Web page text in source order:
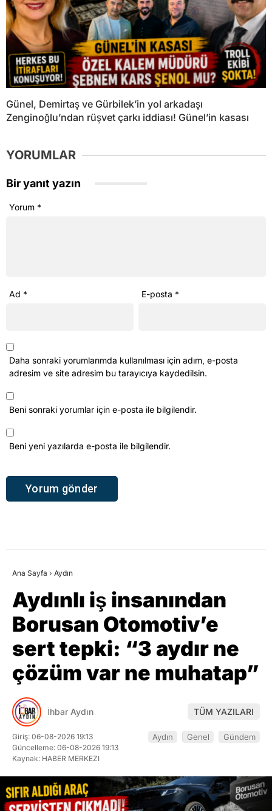
Günel, Demirtaş ve Gürbilek’in yol arkadaşı
Zenginoğlu’ndan rüşvet çarkı iddiası! Günel’in kasası
YORUMLAR
Bir yanıt yazın
Yorum *
Ad * E-posta *
Daha sonraki yorumlarımda kullanılması için adım, e-posta
adresim ve site adresim bu tarayıcıya kaydedilsin.
Beni sonraki yorumlar için e-posta ile bilgilendir.
Beni yeni yazılarda e-posta ile bilgilendir.
Ana Sayfa › Aydın
Aydınlı iş insanından
Borusan Otomotiv’e
sert tepki: “3 aydır ne
çözüm var ne muhatap”
İhbar Aydın TÜM YAZILARI
Giriş: 06-08-2026 19:13
Güncelleme: 06-08-2026 19:13
Kaynak: HABER MERKEZI
Aydın Genel Gündem